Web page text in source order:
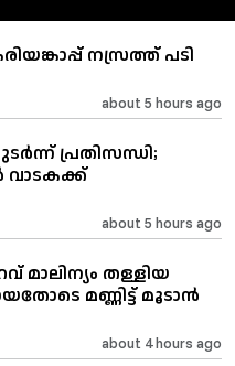
നസ്രത്ത് പടി
about 5 hours ago
പ്രതിസന്ധി;
about 5 hours ago
തള്ളിയ
മണ്ണിട്ട് മൂടാൻ
about 4 hours ago